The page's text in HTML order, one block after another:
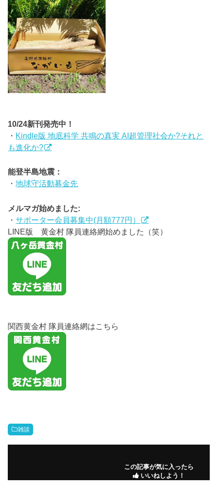
10/24新刊発売中！
・ Kindle版 地底科学 共鳴の真実 AI超管理社会か?それと
も進化か?
能登半島地震：
・地球守活動募金先
メルマガ始めました:
・サポーター会員募集中(月額777円）
LINE版 黄金村 隊員連絡網始めました（笑）
関西黄金村 隊員連絡網はこちら
雑談
この記事が気に入ったら
いいねしよう！